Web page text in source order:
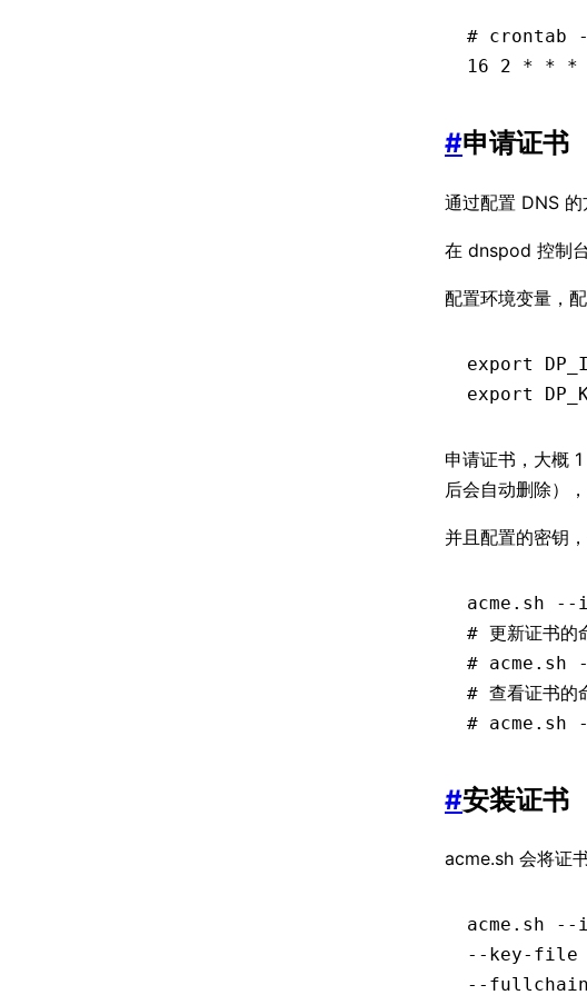
# crontab
16 2 * * *
#申请证书
通过配置 DNS
在 dnspod 控制
配置环境变量，
export
export
申请证书，大概
后会自动删除）
并且配置的密钥
acme.sh --
# 更新证书的
# acme.sh
# 查看证书的
#
#安装证书
acme.sh 会将证
acme.sh --
--
--